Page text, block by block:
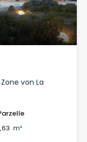
von La
m²